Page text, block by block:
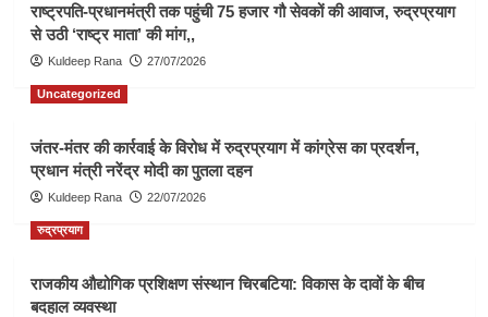
राष्ट्रपति-प्रधानमंत्री तक पहुंची 75 हजार गौ सेवकों की आवाज, रुद्रप्रयाग
से उठी ‘राष्ट्र माता’ की मांग,,
Kuldeep Rana 27/07/2026
Uncategorized
जंतर-मंतर की कार्रवाई के विरोध में रुद्रप्रयाग में कांग्रेस का प्रदर्शन,
प्रधान मंत्री नरेंद्र मोदी का पुतला दहन
Kuldeep Rana 22/07/2026
रुद्रप्रयाग
राजकीय औद्योगिक प्रशिक्षण संस्थान चिरबटिया: विकास के दावों के बीच
बदहाल व्यवस्था